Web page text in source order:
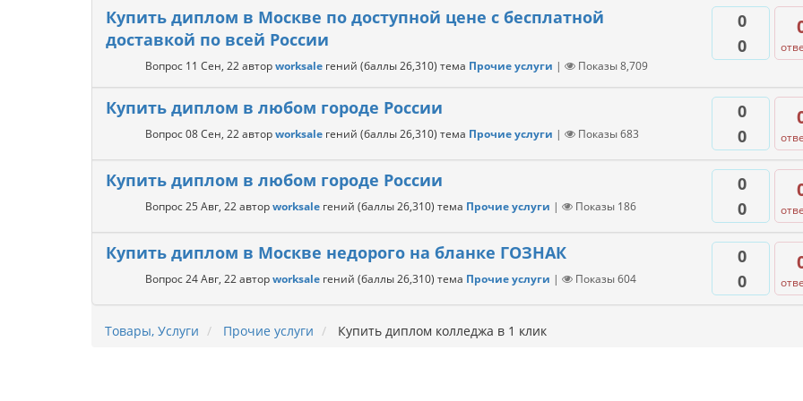
0
0
Купить диплом в Москве по доступной цене с бесплатной
доставкой по всей России
Вопрос 11 Сен, 22авторworksale гений (баллы26,310) тема Прочие услуги | Показы8,709
0
0
Купить диплом в любом городе России
Вопрос08 Сен, 22авторworksale гений (баллы26,310) тема Прочие услуги | Показы683
0
0
Купить диплом в любом городе России
Вопрос25 Авг, 22авторworksale гений (баллы26,310) тема Прочие услуги | Показы 186
0
0
Купить диплом в Москве недорого на бланке ГОЗНАК
Вопрос24 Авг, 22авторworksale гений (баллы26,310) тема Прочие услуги | Показы604
Товары, Услуги Прочие услуги Купить диплом колледжа в 1 клик